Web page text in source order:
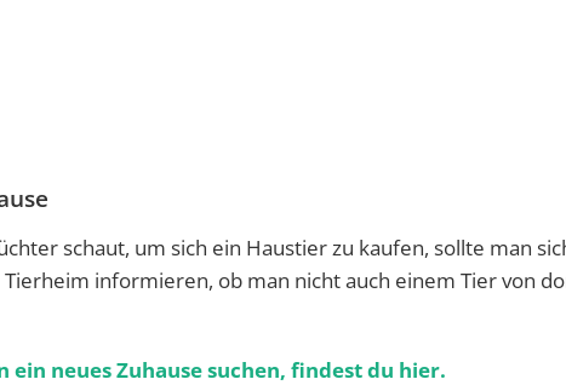
schaut, um sich ein Haustier zu kaufen, sollte man
informieren, ob man nicht auch einem Tier von
neues Zuhause suchen, findest du hier.